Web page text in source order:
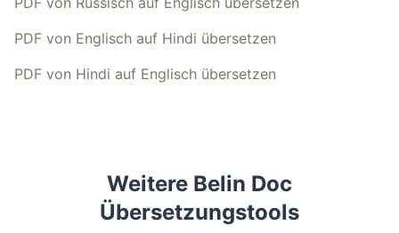
PDF von Englisch auf Hindi übersetzen
PDF von Hindi auf Englisch übersetzen
Weitere Belin Doc
Übersetzungstools